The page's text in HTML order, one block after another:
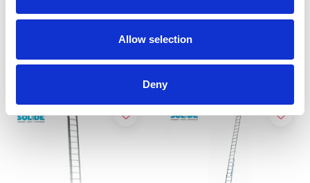
Allow selection
Deny
€559,00 €706,91 HT
Afficher le produit
€645,00 €816,80 HT
Afficher le produit